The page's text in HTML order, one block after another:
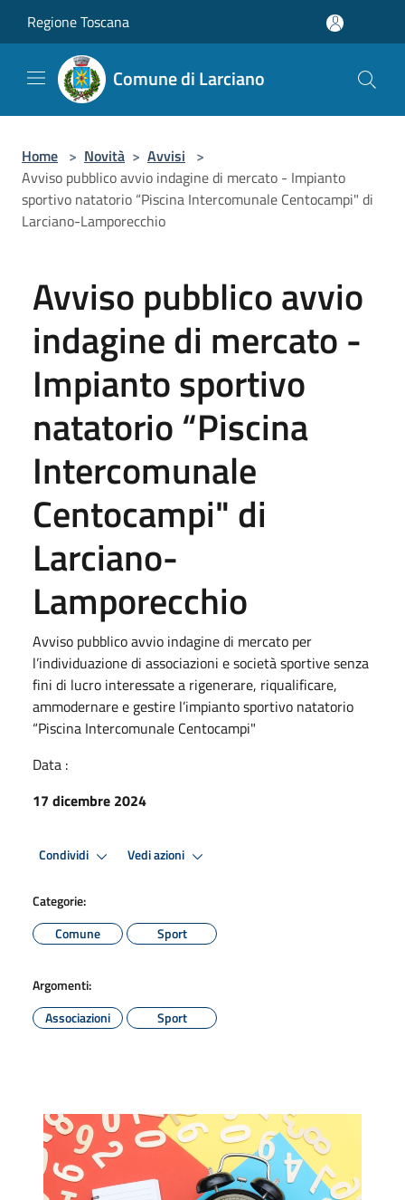
Regione Toscana
Comune di Larciano
Home > Novità > Avvisi >
Avviso pubblico avvio indagine di mercato - Impianto
sportivo natatorio “Piscina Intercomunale Centocampi" di
Larciano-Lamporecchio
Avviso pubblico avvio
indagine di mercato -
Impianto sportivo
natatorio “Piscina
Intercomunale
Centocampi" di
Larciano-
Lamporecchio
Avviso pubblico avvio indagine di mercato per
l’individuazione di associazioni e società sportive senza
fini di lucro interessate a rigenerare, riqualificare,
ammodernare e gestire l’impianto sportivo natatorio
“Piscina Intercomunale Centocampi"
Data :
17 dicembre 2024
Condividi Vedi azioni
Categorie:
Comune
Sport
Argomenti:
Associazioni
Sport